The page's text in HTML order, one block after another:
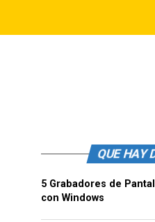
QUE HAY
5 Grabadores de
con Windows